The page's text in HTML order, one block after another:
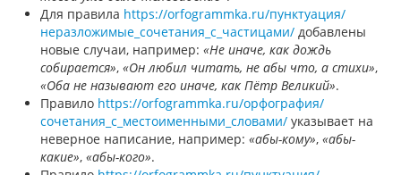
Для правила https://orfogrammka.ru/пунктуация/
неразложимые_сочетания_с_частицами/ добавлены
новые случаи, например: «Не иначе, как дождь
собирается», «Он любил читать, не абы что, а стихи»,
«Оба не называют его иначе, как Пётр Великий».
Правило https://orfogrammka.ru/орфография/
сочетания_с_местоименными_словами/ указывает на
неверное написание, например: «абы-кому», «абы-
какие», «абы-кого».